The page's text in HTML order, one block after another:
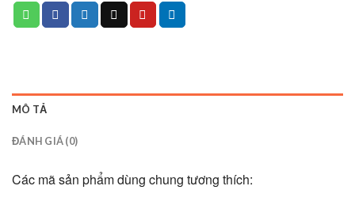
MÔ TẢ
ĐÁNH GIÁ (0)
Các mã sản phẩm dùng chung tương thích: